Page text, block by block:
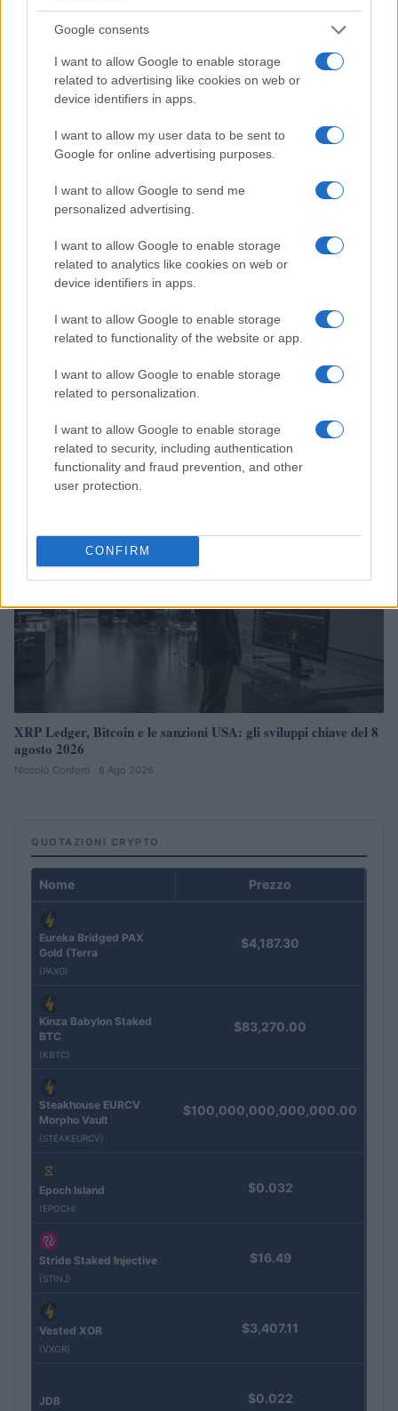
Google consents
I want to allow Google to enable storage
related to advertising like cookies on web or
device identifiers in apps.
I want to allow my user data to be sent to
Google for online advertising purposes.
I want to allow Google to send me
personalized advertising.
I want to allow Google to enable storage
related to analytics like cookies on web or
device identifiers in apps.
I want to allow Google to enable storage
related to functionality of the website or app.
I want to allow Google to enable storage
related to personalization.
I want to allow Google to enable storage
related to security, including authentication
functionality and fraud prevention, and other
user protection.
CONFIRM
ETF Bitcoin, Hyperliquid e la chiusura di 100 progetti: il futuro
delle criptovalute
CRIPTOVALUTE
per mining
Edoardo Vitali · 9 Ago 2026
CRIPTOVALUTE
XRP Ledger, Bitcoin e le sanzioni USA: gli sviluppi chiave del 8
agosto 2026
Niccolò Conforti · 8 Ago 2026
QUOTAZIONI CRYPTO
Nome Prezzo
Eureka Bridged PAX
Gold (Terra
(PAXG)
$4,187.30
Kinza Babylon Staked
BTC
(KBTC)
$83,270.00
Steakhouse EURCV
Morpho Vault
(STEAKEURCV)
$100,000,000,000,000.00
Epoch Island
(EPOCH)
$0.032
Stride Staked Injective
(STINJ)
$16.49
Vested XOR
(VXOR)
$3,407.11
JDB $0.022